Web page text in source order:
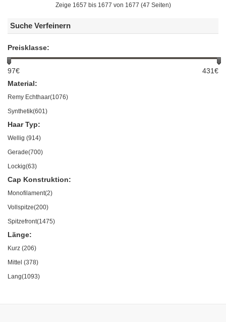
Zeige 1657 bis 1677 von 1677 (47 Seiten)
Suche Verfeinern
Preisklasse:
97€
431€
Material:
Remy Echthaar(1076)
Synthetik(601)
Haar Typ:
Wellig (914)
Gerade(700)
Lockig(63)
Cap Konstruktion:
Monofilament(2)
Vollspitze(200)
Spitzefront(1475)
Länge:
Kurz (206)
Mittel (378)
Lang(1093)